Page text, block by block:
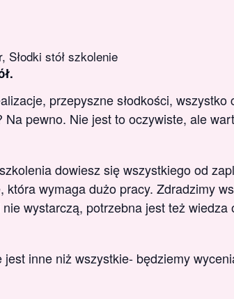
Słodki stół szkolenie
przepyszne słodkości,
Na pewno. Nie jest to oczywiste, ale
dowiesz się wszystkiego od
która wymaga dużo pracy. Zdradzimy
nie wystarczą, potrzebna jest też
jest inne niż wszystkie- będziemy